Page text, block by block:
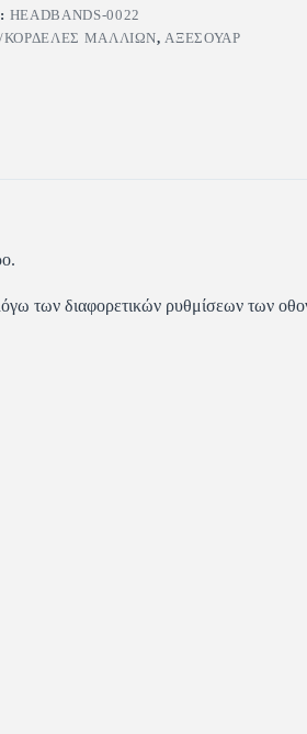
HEADBANDS-0022
ΚΟΡΔΈΛΕΣ ΜΑΛΛΙΏΝ,ΑΞΕΣΟΥΆΡ
των διαφορετικών ρυθμίσεων των